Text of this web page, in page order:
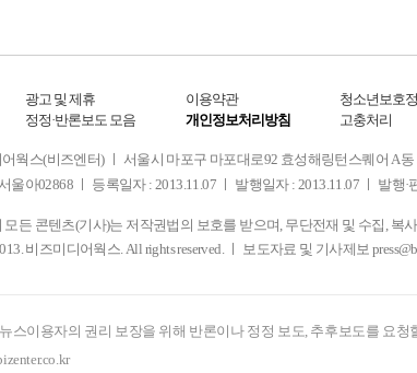
광고 및 제휴
정정·반론보도 모음
이용약관
개인정보처리방침
청소년보호
고충처리
웍스(비즈엔터) ㅣ 서울시 마포구 마포대로92 효성해링턴스퀘어 A동
울아02868 ㅣ 등록일자 : 2013.11.07 ㅣ 발행일자 : 2013.11.07 ㅣ 발행
모든 콘텐츠(기사)는 저작권법의 보호를 받으며, 무단전재 및 수집, 복
비즈미디어웍스. All rights reserved. ㅣ 보도자료 및 기사제보
스이용자의 권리 보장을 위해 반론이나 정정 보도, 추후보도를 요